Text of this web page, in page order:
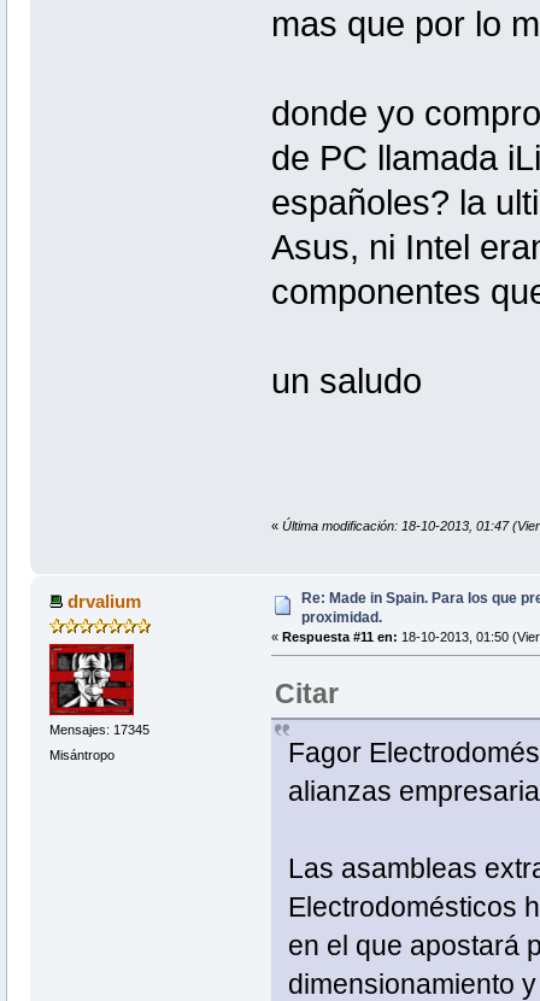
mas que por lo
donde yo
de PC llamada
españoles? la
Asus, ni Intel
componentes
un saludo
« Última modificación: 18-10-2013, 01:47
drvalium
Mensajes: 17345
Misántropo
Re: Made in Spain. Para los que
proximidad.
« Respuesta #11 en: 18-10-2013, 01:50
Citar
Fagor
alianzas
Las asambleas
Electrodomésticos
en el que apostará
dimensionamiento